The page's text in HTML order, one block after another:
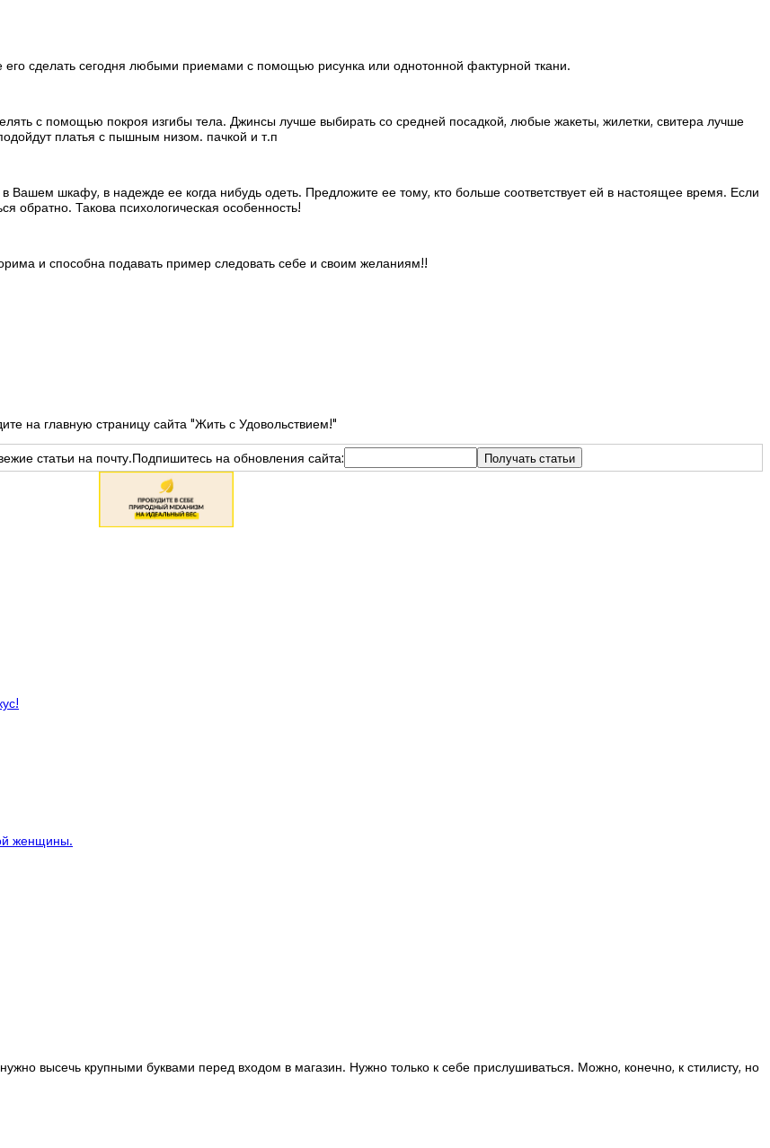
его сделать сегодня любыми приемами с помощью рисунка или однотонной фактурной ткани.
с помощью покроя изгибы тела. Джинсы лучше выбирать со средней посадкой, любые жакеты, жилетки, свитера лучше
платья с пышным низом. пачкой и т.п
Вашем шкафу, в надежде ее когда нибудь одеть. Предложите ее тому, кто больше соответствует ей в настоящее время. Если
обратно. Такова психологическая особенность!
и способна подавать пример следовать себе и своим желаниям!!
на главную страницу сайта "Жить с Удовольствием!"
статьи на почту.Подпишитесь на обновления сайта:
женщины.
высечь крупными буквами перед входом в магазин. Нужно только к себе прислушиваться. Можно, конечно, к стилисту, но